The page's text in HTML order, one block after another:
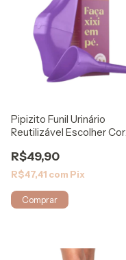
Pipizito Funil Urinário
Reutilizável Escolher Cor
R$49,90
R$47,41 com Pix